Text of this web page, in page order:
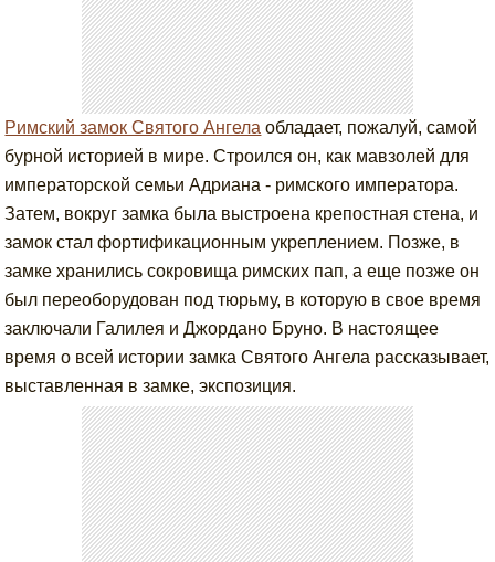
Римский замок Святого Ангела обладает, пожалуй, самой
бурной историей в мире. Строился он, как мавзолей для
императорской семьи Адриана - римского императора.
Затем, вокруг замка была выстроена крепостная стена, и
замок стал фортификационным укреплением. Позже, в
замке хранились сокровища римских пап, а еще позже он
был переоборудован под тюрьму, в которую в свое время
заключали Галилея и Джордано Бруно. В настоящее
время о всей истории замка Святого Ангела рассказывает,
выставленная в замке, экспозиция.